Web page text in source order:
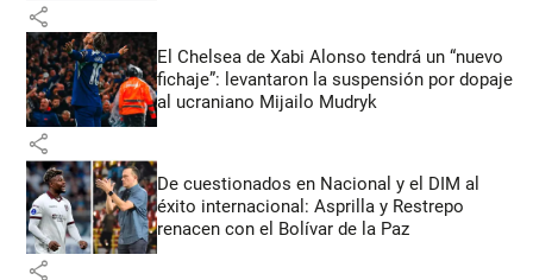
share
El Chelsea de Xabi Alonso tendrá un “nuevo
fichaje”: levantaron la suspensión por dopaje
al ucraniano Mijailo Mudryk
share
De cuestionados en Nacional y el DIM al
éxito internacional: Asprilla y Restrepo
renacen con el Bolívar de la Paz
share